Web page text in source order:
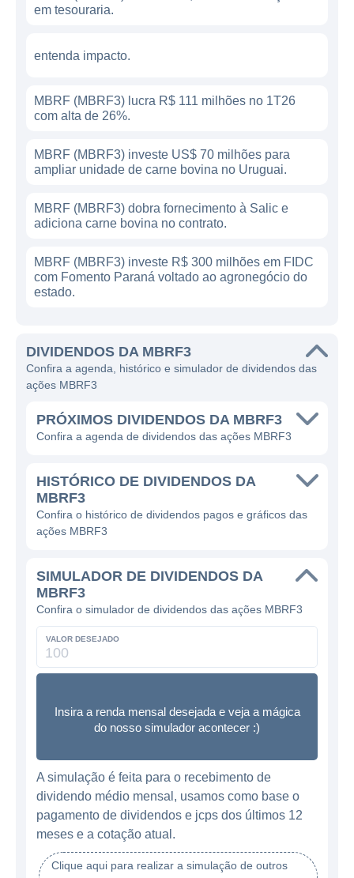
em tesouraria.
entenda impacto.
MBRF (MBRF3) lucra R$ 111 milhões no 1T26
com alta de 26%.
MBRF (MBRF3) investe US$ 70 milhões para
ampliar unidade de carne bovina no Uruguai.
MBRF (MBRF3) dobra fornecimento à Salic e
adiciona carne bovina no contrato.
MBRF (MBRF3) investe R$ 300 milhões em FIDC
com Fomento Paraná voltado ao agronegócio do
estado.
DIVIDENDOS DA MBRF3
Confira a agenda, histórico e simulador de dividendos das
ações MBRF3
PRÓXIMOS DIVIDENDOS DA MBRF3
Confira a agenda de dividendos das ações MBRF3
HISTÓRICO DE DIVIDENDOS DA
MBRF3
Confira o histórico de dividendos pagos e gráficos das
ações MBRF3
SIMULADOR DE DIVIDENDOS DA
MBRF3
Confira o simulador de dividendos das ações MBRF3
VALOR DESEJADO
Insira a renda mensal desejada e veja a mágica
do nosso simulador acontecer :)
A simulação é feita para o recebimento de
dividendo médio mensal, usamos como base o
pagamento de dividendos e jcps dos últimos 12
meses e a cotação atual.
Clique aqui para realizar a simulação de outros